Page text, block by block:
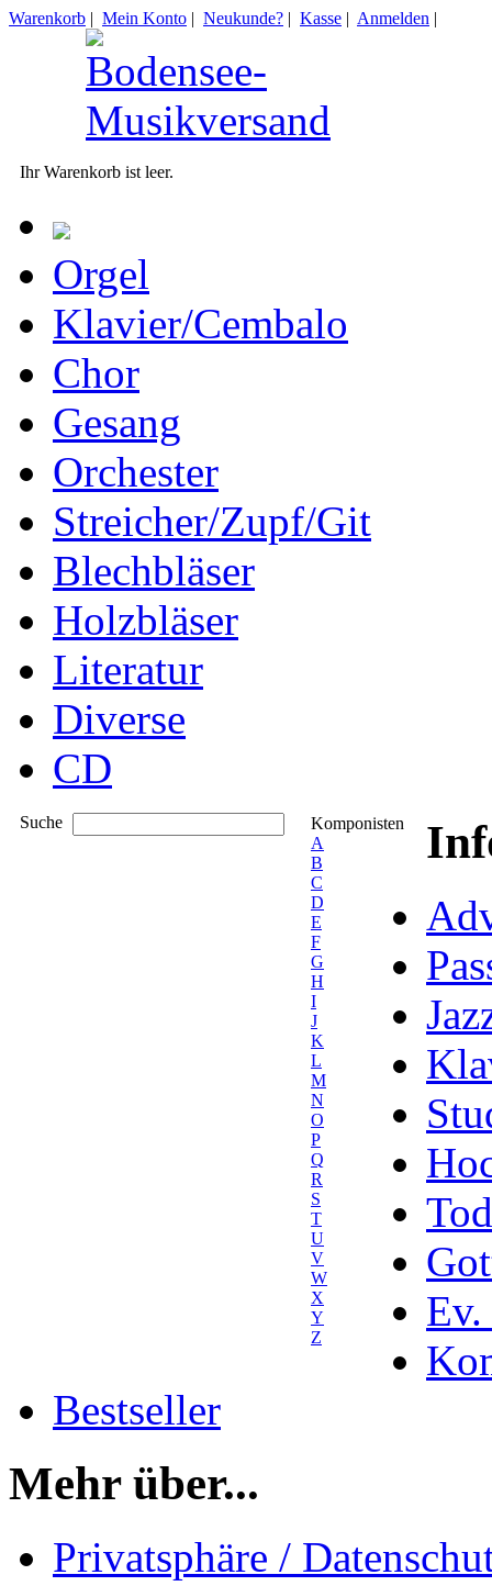
Warenkorb | Mein Konto | Neukunde? | Kasse | Anmelden |
Ihr Warenkorb ist leer.
Orgel
Klavier/Cembalo
Chor
Gesang
Orchester
Streicher/Zupf/Git
Blechbläser
Holzbläser
Literatur
Diverse
CD
Suche
Komponisten
A
B
C
D
E
F
G
H
I
J
K
L
M
N
O
P
Q
R
S
T
U
V
W
X
Y
Z
Ev.
Bestseller
Mehr über...
Privatsphäre /